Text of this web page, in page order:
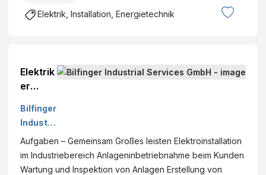
Elektrik, Installation, Energietechnik
Elektrik
er
Bilfinger
Industri
al
Service
s GmbH
Aufgaben – Gemeinsam Großes leisten Elektroinstallation
im Industriebereich Anlageninbetriebnahme beim Kunden
Wartung und Inspektion von Anlagen Erstellung von